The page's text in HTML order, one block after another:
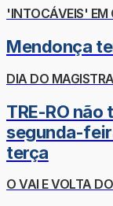
'INTOCÁVEIS' EM
Mendonça
DIA DO
TRE-RO
segunda-
terça
O VAI E VOLTA